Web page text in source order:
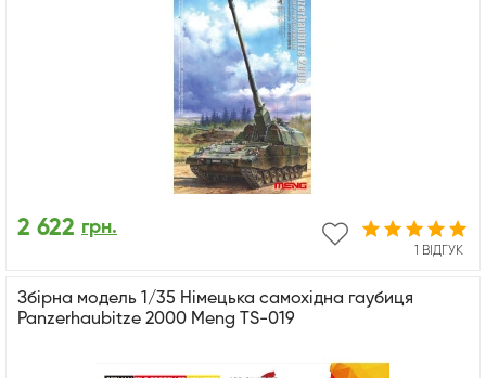
1 ВІДГУК
2 622 грн.
Збірна модель 1/35 Німецька самохідна гаубиця
Panzerhaubitze 2000 Meng TS-019